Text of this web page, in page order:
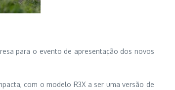
para o evento de apresentação dos novos
com o modelo R3X a ser uma versão de